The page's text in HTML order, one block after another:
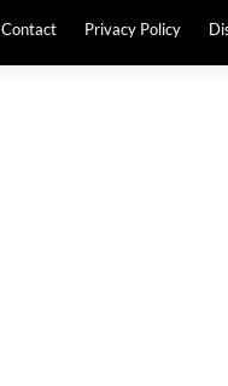
Contact Privacy Policy